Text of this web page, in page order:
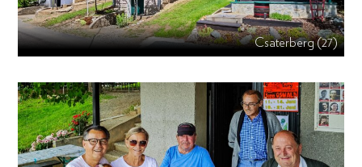
Csaterberg (27)